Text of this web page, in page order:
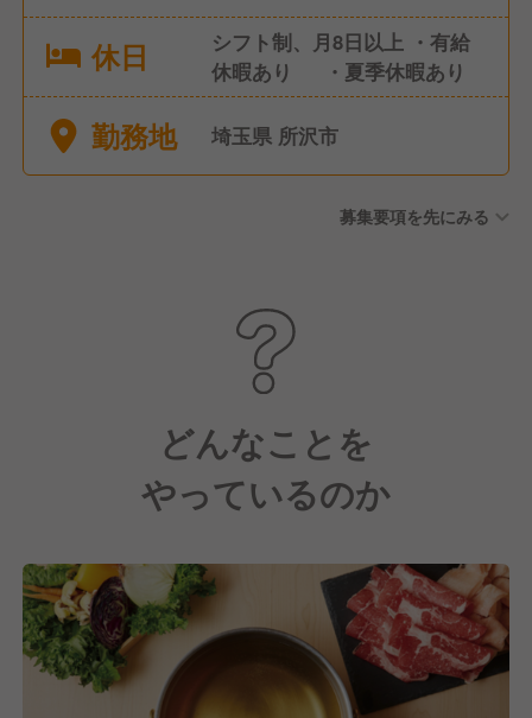
休日
シフト制、月8日以上 ・有給
休暇あり ・夏季休暇あり
勤務地 埼玉県 所沢市
募集要項を先にみる
どんなことを
やっているのか